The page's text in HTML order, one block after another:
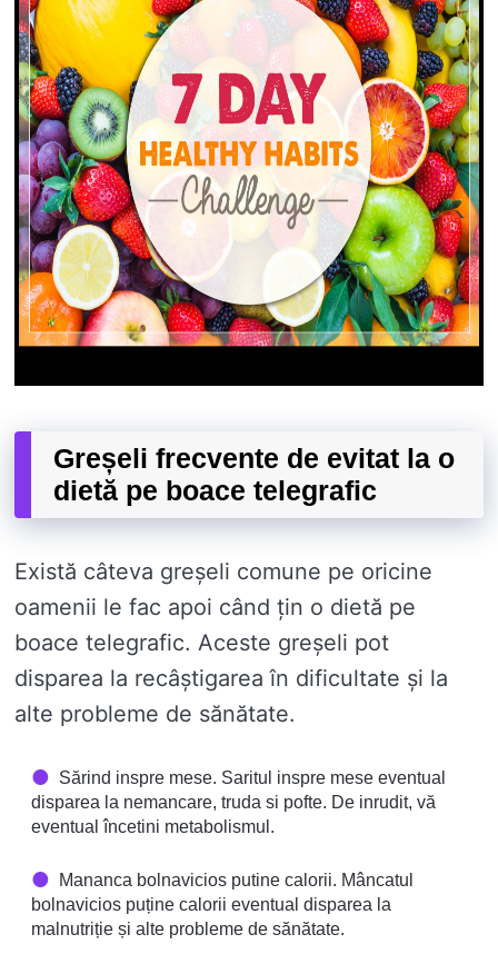
Greșeli frecvente de evitat la o
dietă pe boace telegrafic
Există câteva greșeli comune pe oricine
oamenii le fac apoi când țin o dietă pe
boace telegrafic. Aceste greșeli pot
disparea la recâștigarea în dificultate și la
alte probleme de sănătate.
Sărind inspre mese. Saritul inspre mese eventual
disparea la nemancare, truda si pofte. De inrudit, vă
eventual încetini metabolismul.
Mananca bolnavicios putine calorii. Mâncatul
bolnavicios puține calorii eventual disparea la
malnutriție și alte probleme de sănătate.